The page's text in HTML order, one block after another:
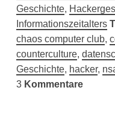
Geschichte,
Informationszeitalters
chaos computer club,
counterculture,
Geschichte, hacker,
3Kommentare